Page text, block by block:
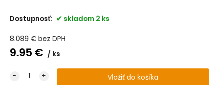
Dostupnosť: skladom 2 ks
8.089 € bez DPH
9.95 € ks